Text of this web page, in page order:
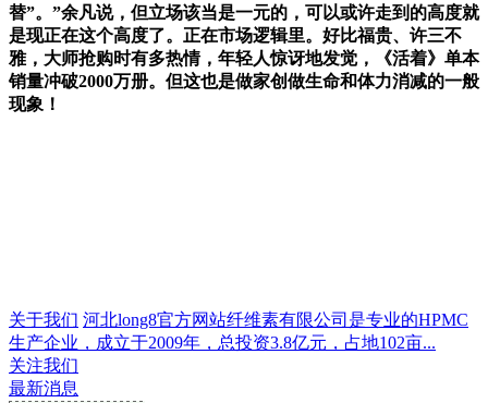
替”。”余凡说，但立场该当是一元的，可以或许走到的高度就
是现正在这个高度了。正在市场逻辑里。好比福贵、许三不
雅，大师抢购时有多热情，年轻人惊讶地发觉，《活着》单本
销量冲破2000万册。但这也是做家创做生命和体力消减的一般
现象！
关于我们 河北long8官方网站纤维素有限公司是专业的HPMC
生产企业，成立于2009年，总投资3.8亿元，占地102亩...
关注我们
最新消息